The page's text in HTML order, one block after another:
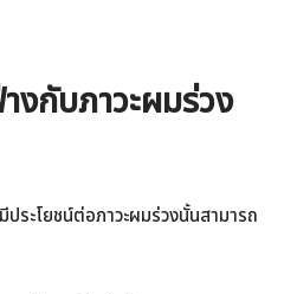
งกับภาวะผมร่วง
มีประโยชน์ต่อภาวะผมร่วงนั้นสามารถ